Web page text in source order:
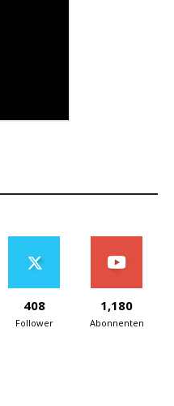
408
Follower
1,180
Abonnenten